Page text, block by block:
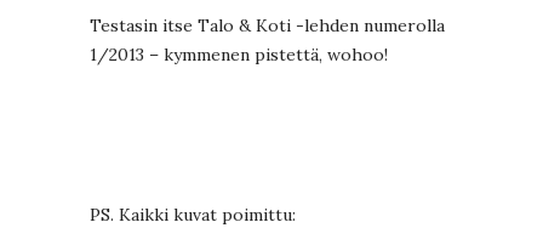
Testasin itse Talo & Koti -lehden numerolla
1/2013 – kymmenen pistettä, wohoo!
PS. Kaikki kuvat poimittu: